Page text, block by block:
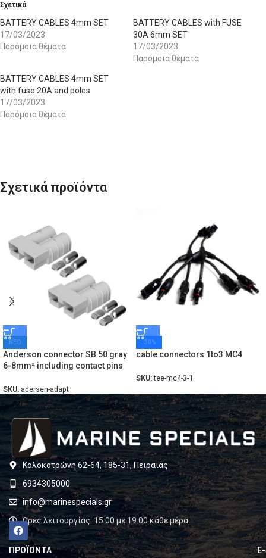
Σχετικά
BATTERY CABLES 4mm SET
17/03/2023
Παρόμοια θέματα
BATTERY CABLES with FUSE
30A 6mm SET
17/03/2023
Παρόμοια θέματα
BATTERY CABLES 4mm SET
with fuse 20A and poles
17/03/2023
Παρόμοια θέματα
Σχετικά προϊόντα
ΝΕΟ
Anderson connector SB 50 gray
6-8mm² including contact pins
SKU: adersen-adapt
-30%
cable connectors 1to3 MC4
SKU:tee-mc4-3-1
Κολοκοτρώνη 62-64, 185-31, Πειραιάς
6934305000
info@marinespecials.gr
Ώρες λειτουργίας: 15:00 με 19:00 κάθε μέρα
ΠΡΟΪΟΝΤΑ